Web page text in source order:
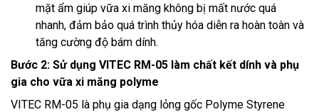
mặt ẩm giúp vữa xi măng không bị mất nước quá
nhanh, đảm bảo quá trình thủy hóa diễn ra hoàn toàn và
tăng cường độ bám dính.
Bước 2: Sử dụng VITEC RM-05 làm chất kết dính và phụ
gia cho vữa xi măng polyme
VITEC RM-05 là phụ gia dạng lỏng gốc Polyme Styrene